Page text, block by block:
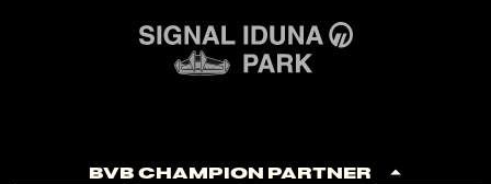
BVB Champion Partner